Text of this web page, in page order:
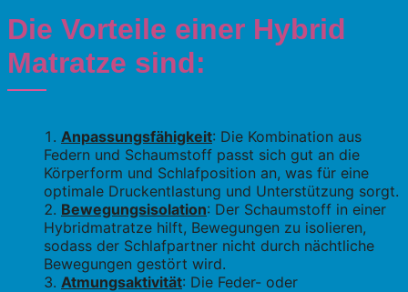
Die Vorteile einer Hybrid
Matratze sind:
Anpassungsfähigkeit: Die Kombination aus
Federn und Schaumstoff passt sich gut an die
Körperform und Schlafposition an, was für eine
optimale Druckentlastung und Unterstützung sorgt.
Bewegungsisolation: Der Schaumstoff in einer
Hybridmatratze hilft, Bewegungen zu isolieren,
sodass der Schlafpartner nicht durch nächtliche
Bewegungen gestört wird.
Atmungsaktivität: Die Feder- oder